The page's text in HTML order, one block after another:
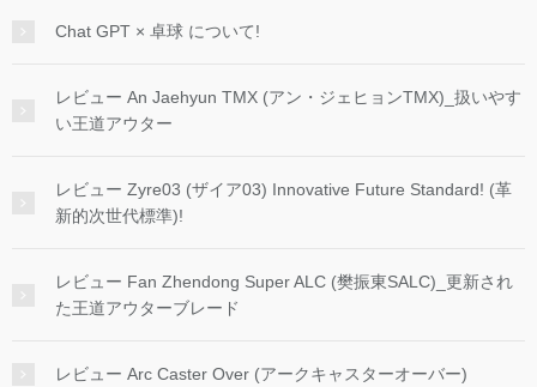
Chat GPT × 卓球 について!
レビュー An Jaehyun TMX (アン・ジェヒョンTMX)_扱いやす
い王道アウター
レビュー Zyre03 (ザイア03) Innovative Future Standard! (革
新的次世代標準)!
レビュー Fan Zhendong Super ALC (樊振東SALC)_更新され
た王道アウターブレード
レビュー Arc Caster Over (アークキャスターオーバー)